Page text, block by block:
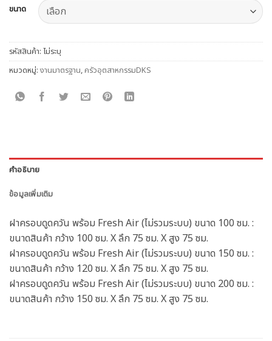
ขนาด
รหัสสินค้า: ไม่ระบุ
หมวดหมู่: งานมาตรฐาน, ครัวอุตสาหกรรมDKS
คำอธิบาย
ข้อมูลเพิ่มเติม
ฝาครอบดูดควัน พร้อม Fresh Air (ไม่รวมระบบ) ขนาด 100 ซม. :
ขนาดสินค้า กว้าง 100 ซม. X ลึก 75 ซม. X สูง 75 ซม.
ฝาครอบดูดควัน พร้อม Fresh Air (ไม่รวมระบบ) ขนาด 150 ซม. :
ขนาดสินค้า กว้าง 120 ซม. X ลึก 75 ซม. X สูง 75 ซม.
ฝาครอบดูดควัน พร้อม Fresh Air (ไม่รวมระบบ) ขนาด 200 ซม. :
ขนาดสินค้า กว้าง 150 ซม. X ลึก 75 ซม. X สูง 75 ซม.